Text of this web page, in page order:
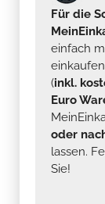
Für die
einfach
(inkl.
Euro
oder
lassen.
Sie!